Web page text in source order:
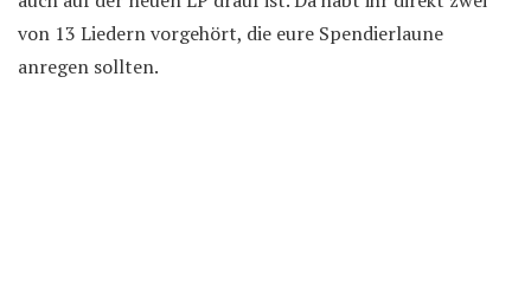
von 13 Liedern vorgehört, die eure Spendierlaune
anregen sollten.